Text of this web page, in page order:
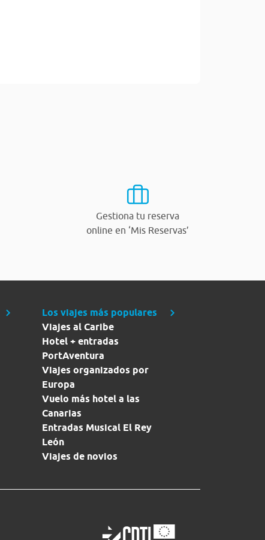
Gestiona tu reserva
online en ‘Mis Reservas’
Los viajes más populares
Viajes al Caribe
Hotel + entradas
PortAventura
Viajes organizados por
Europa
Vuelo más hotel a las
Canarias
Entradas Musical El Rey
León
Viajes de novios